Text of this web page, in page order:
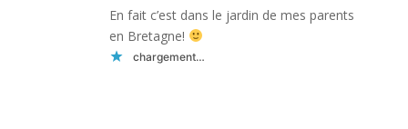
En fait c’est dans le jardin de mes parents
en Bretagne!
chargement…